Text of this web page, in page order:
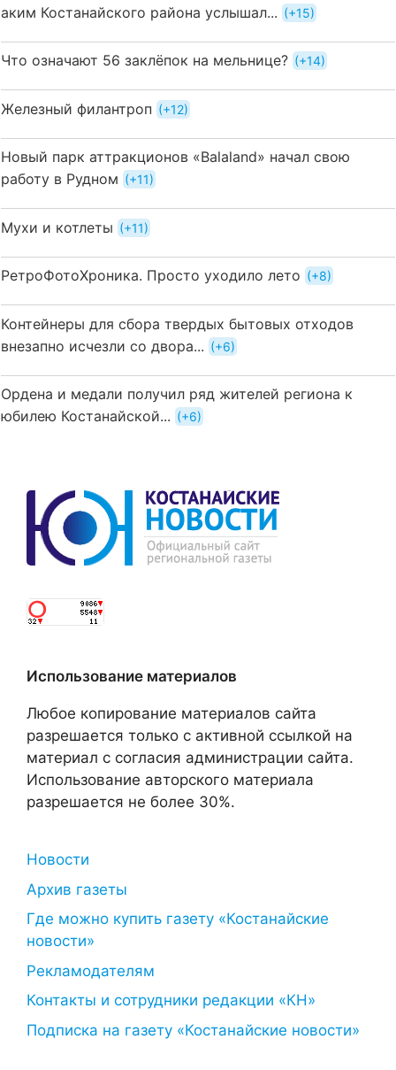
аким Костанайского района услышал...
+15
Что означают 56 заклёпок на мельнице? +14
Железный филантроп +12
Новый парк аттракционов «Balaland» начал свою
работу в Рудном
+11
Мухи и котлеты +11
РетроФотоХроника. Просто уходило лето +8
Контейнеры для сбора твердых бытовых отходов
внезапно исчезли со двора...
+6
Ордена и медали получил ряд жителей региона к
юбилею Костанайской...
+6
Использование материалов
Любое копирование материалов сайта
разрешается только с активной ссылкой на
материал с согласия администрации сайта.
Использование авторского материала
разрешается не более 30%.
Новости
Архив газеты
Где можно купить газету «Костанайские
новости»
Рекламодателям
Контакты и сотрудники редакции «КН»
Подписка на газету «Костанайские новости»